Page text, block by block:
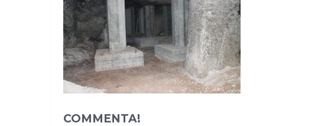
COMMENTA!